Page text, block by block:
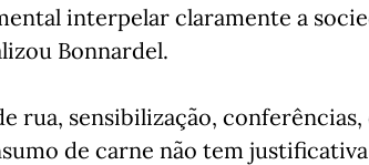
interpelar claramente a
Bonnardel.
rua, sensibilização,
de carne não tem